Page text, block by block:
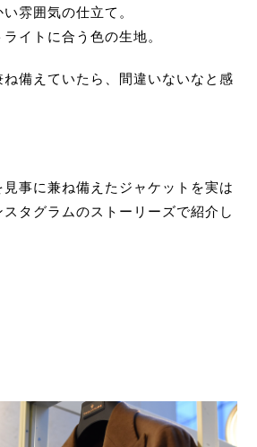
雰囲気の仕立て。
イトに合う色の生地。
備えていたら、間違いないなと感
事に兼ね備えたジャケットを実は
タグラムのストーリーズで紹介し